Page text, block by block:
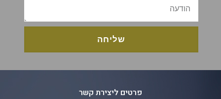
שליחה
פרטים ליצירת קשר